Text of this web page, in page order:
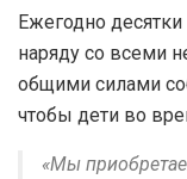
Ежегодно
наряду со всеми
общими силами
чтобы дети во
«Мы